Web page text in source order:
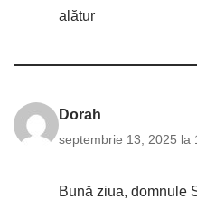
alătur
Dorah
septembrie 13, 2025 la
Bună ziua, domnule